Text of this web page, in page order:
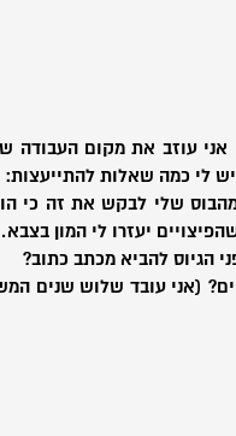
אני עוזב את מקום העבודה
לי כמה שאלות להתייעצות:
מהבוס שלי לבקש את זה כי
יעזרו לי המון
(אני עובד שלוש שנים